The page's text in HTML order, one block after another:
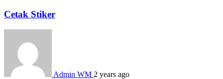
Cetak Stiker
Admin WM 2 years ago